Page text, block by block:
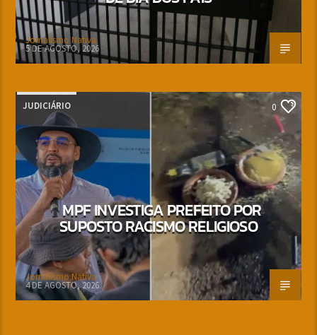
Jornalismo Nativa
5 DE AGOSTO, 2026
JUDICIÁRIO 0
MPF INVESTIGA PREFEITO POR
SUPOSTO RACISMO RELIGIOSO
Jornalismo Nativa
4 DE AGOSTO, 2026